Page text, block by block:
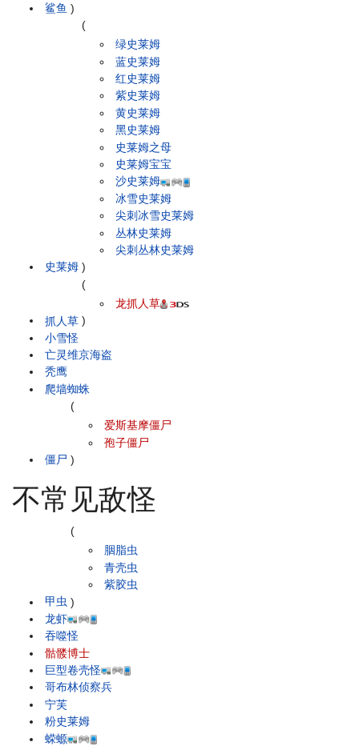
鲨鱼 )
史莱姆
(
绿史莱姆
蓝史莱姆
红史莱姆
紫史莱姆
黄史莱姆
黑史莱姆
史莱姆之母
史莱姆宝宝
沙史莱姆
冰雪史莱姆
尖刺冰雪史莱姆
丛林史莱姆
尖刺丛林史莱姆
)
抓人草
(
龙抓人草
)
小雪怪
亡灵维京海盗
秃鹰
爬墙蜘蛛
僵尸
(
爱斯基摩僵尸
孢子僵尸
)
不常见敌怪
甲虫
(
胭脂虫
青壳虫
紫胶虫
)
龙虾
吞噬怪
骷髅博士
巨型卷壳怪
哥布林侦察兵
宁芙
粉史莱姆
蝾螈